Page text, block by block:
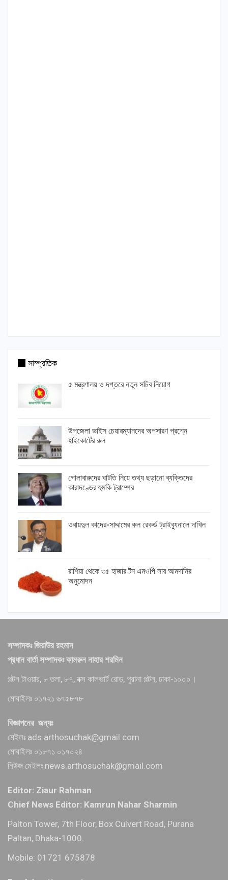
সাম্প্রতিক
৫ মন্ত্রণালয় ও দপ্তরে নতুন সচিব নিয়োগ
উপজেলা ভাইস চেয়ারম্যানদের অপসারণ প্রশ্নে
হাইকোর্টের রুল
গোলাবারুদের ঘাটতি নিয়ে তথ্য ছড়ানো ব্যক্তিদের
কারাদণ্ডের হুমকি ট্রাম্পের
ওবায়দুল কাদের-সাদ্দামের কল রেকর্ড ট্রাইব্যুনালে দাখিল
রাশিয়া থেকে ৩৫ হাজার টন এমওপি সার আমদানির
অনুমোদন
সম্পাদকঃ জিয়াউর রহমান
প্রধান বার্তা সম্পাদকঃ কামরুন নাহার শরমিন
পল্টন টাওয়ার, ৮ তলা, ৮৭, বক্স কালভার্ট রোড, পুরানা পল্টন, ঢাকা-১০০০।
মোবাইলঃ ০১৭২১ ৬৭৫৮৭৮
বিজ্ঞাপনের জন্যঃ
মেইলঃ ads.arthosuchak@gmail.com
মোবাইলঃ ০১৮৭১ ০১৭০২৪
নিউজ মেইলঃ news.arthosuchak@gmail.com
Editor: Ziaur Rahman
Chief News Editor: Kamrun Nahar Sharmin
Palton Tower, 7th Floor, Box Culvert Road, Purana
Paltan, Dhaka-1000.
Mobile: 01721 675878